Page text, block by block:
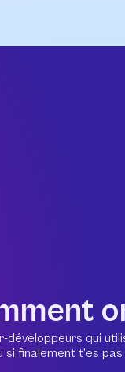
développeurs qui
finalement t’es pas